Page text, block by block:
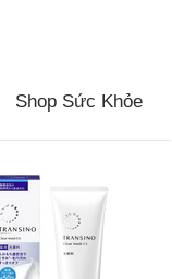
Shop Sức Khỏe